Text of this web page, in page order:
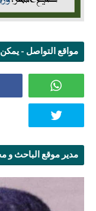
مواقع التواصل -
مدير موقع الباحث و